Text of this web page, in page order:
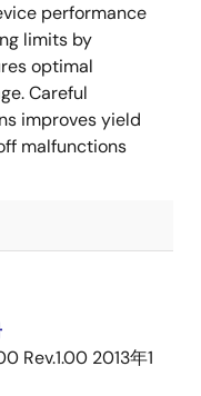
performance
limits by
optimal
Careful
improves yield
malfunctions
Rev.1.00 2013年1